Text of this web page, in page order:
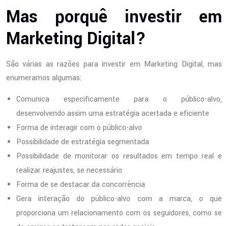
Mas porquê investir em
Marketing Digital?
São várias as razões para investir em Marketing Digital, mas
enumeramos algumas:
Comunica especificamente para o público-alvo,
desenvolvendo assim uma estratégia acertada e eficiente
Forma de interagir com o público-alvo
Possibilidade de estratégia segmentada
Possibilidade de monitorar os resultados em tempo real e
realizar reajustes, se necessário
Forma de se destacar da concorrência
Gera interação do público-alvo com a marca, o que
proporciona um relacionamento com os seguidores, como se